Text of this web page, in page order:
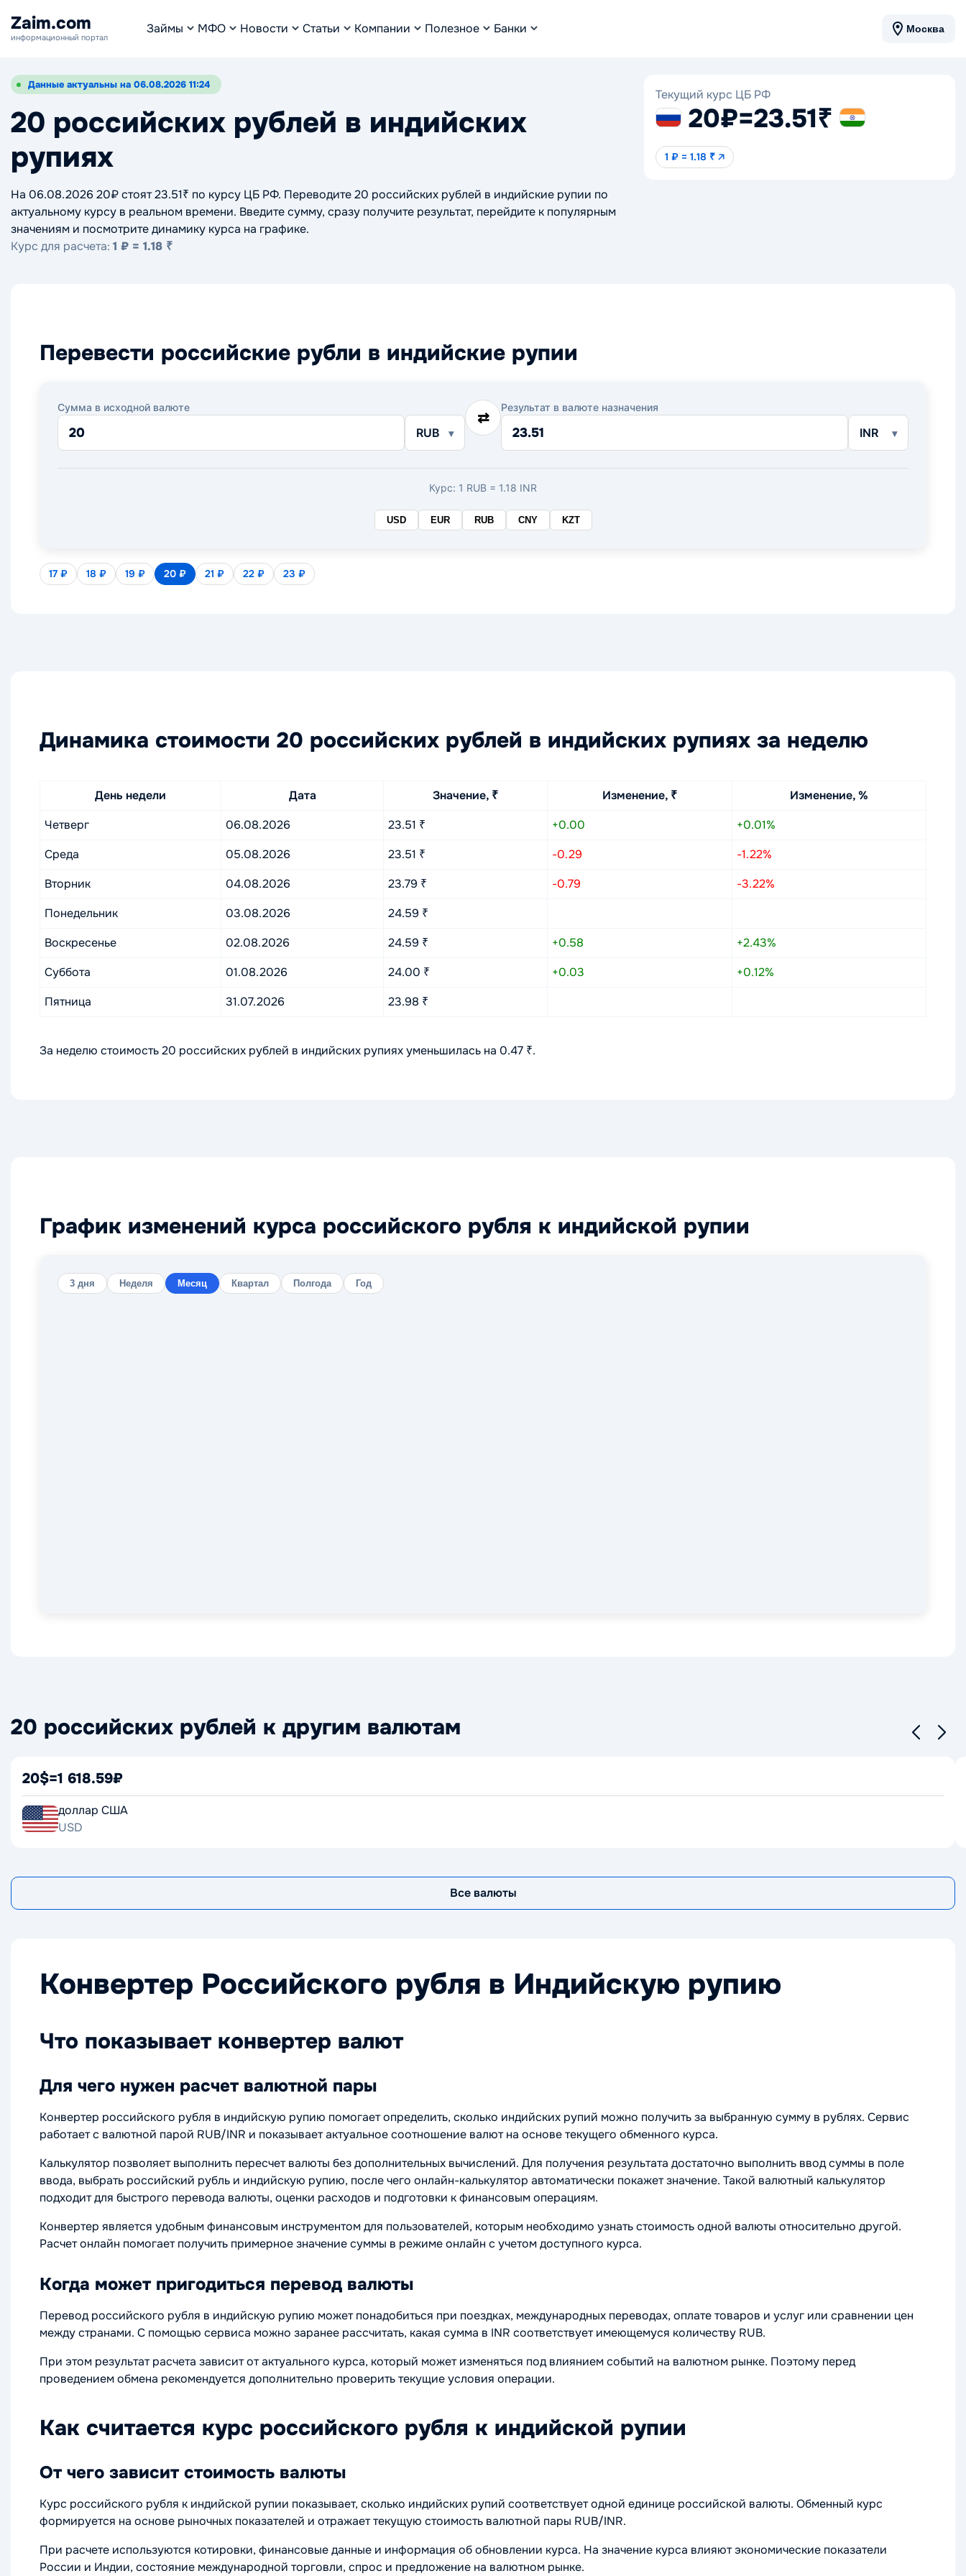
Zaim.com
информационный портал
Займы МФО Новости Статьи Компании Полезное Банки Москва
Данные актуальны на 06.08.2026 11:24
20 российских рублей в индийских
рупиях
На 06.08.2026 20₽ стоят 23.51₹ по курсу ЦБ РФ. Переводите 20 российских рублей в индийские рупии по
актуальному курсу в реальном времени. Введите сумму, сразу получите результат, перейдите к популярным
значениям и посмотрите динамику курса на графике.
Курс для расчета: 1 ₽ = 1.18 ₹
Текущий курс ЦБ РФ
20₽=23.51₹
1 ₽ = 1.18 ₹ 🡥
Перевести российские рубли в индийские рупии
Сумма в исходной валюте
RUB
⇄
Результат в валюте назначения
INR
Курс: 1 RUB = 1.18 INR
USD EUR RUB CNY KZT
17 ₽ 18 ₽ 19 ₽ 20 ₽ 21 ₽ 22 ₽ 23 ₽
Динамика стоимости 20 российских рублей в индийских рупиях за неделю
День недели Дата Значение, ₹ Изменение, ₹
Изменение, %
Четверг
06.08.2026 23.51 ₹ +0.00
+0.01%
Среда
05.08.2026 23.51 ₹ -0.29
-1.22%
Вторник
04.08.2026 23.79 ₹ -0.79
-3.22%
Понедельник
03.08.2026
24.59 ₹
Воскресенье
02.08.2026 24.59 ₹ +0.58
+2.43%
Суббота
01.08.2026 24.00 ₹ +0.03
+0.12%
Пятница
31.07.2026 23.98 ₹
За неделю стоимость 20 российских рублей в индийских рупиях уменьшилась на 0.47 ₹.
График изменений курса российского рубля к индийской рупии
3 дня Неделя Месяц Квартал Полгода Год
20 российских рублей к другим валютам
20$=1 618.59₽
доллар США
USD
Все валюты
Конвертер Российского рубля в Индийскую рупию
Что показывает конвертер валют
Для чего нужен расчет валютной пары
Конвертер российского рубля в индийскую рупию помогает определить, сколько индийских рупий можно получить за выбранную сумму в рублях. Сервис
работает с валютной парой RUB/INR и показывает актуальное соотношение валют на основе текущего обменного курса.
Калькулятор позволяет выполнить пересчет валюты без дополнительных вычислений. Для получения результата достаточно выполнить ввод суммы в поле
ввода, выбрать российский рубль и индийскую рупию, после чего онлайн-калькулятор автоматически покажет значение. Такой валютный калькулятор
подходит для быстрого перевода валюты, оценки расходов и подготовки к финансовым операциям.
Конвертер является удобным финансовым инструментом для пользователей, которым необходимо узнать стоимость одной валюты относительно другой.
Расчет онлайн помогает получить примерное значение суммы в режиме онлайн с учетом доступного курса.
Когда может пригодиться перевод валюты
Перевод российского рубля в индийскую рупию может понадобиться при поездках, международных переводах, оплате товаров и услуг или сравнении цен
между странами. С помощью сервиса можно заранее рассчитать, какая сумма в INR соответствует имеющемуся количеству RUB.
При этом результат расчета зависит от актуального курса, который может изменяться под влиянием событий на валютном рынке. Поэтому перед
проведением обмена рекомендуется дополнительно проверить текущие условия операции.
Как считается курс российского рубля к индийской рупии
От чего зависит стоимость валюты
Курс российского рубля к индийской рупии показывает, сколько индийских рупий соответствует одной единице российской валюты. Обменный курс
формируется на основе рыночных показателей и отражает текущую стоимость валютной пары RUB/INR.
При расчете используются котировки, финансовые данные и информация об обновлении курса. На значение курса влияют экономические показатели
России и Индии, состояние международной торговли, спрос и предложение на валютном рынке.